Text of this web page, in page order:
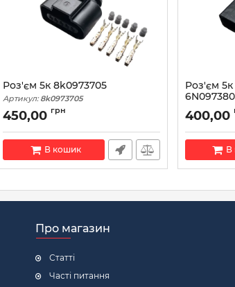
Роз'єм 5к 8k0973705
Артикул: 8k0973705
450,00 грн
В кошик
Роз'єм 5к
Артикул:
400,00
В
Про магазин
Статті
Часті питання